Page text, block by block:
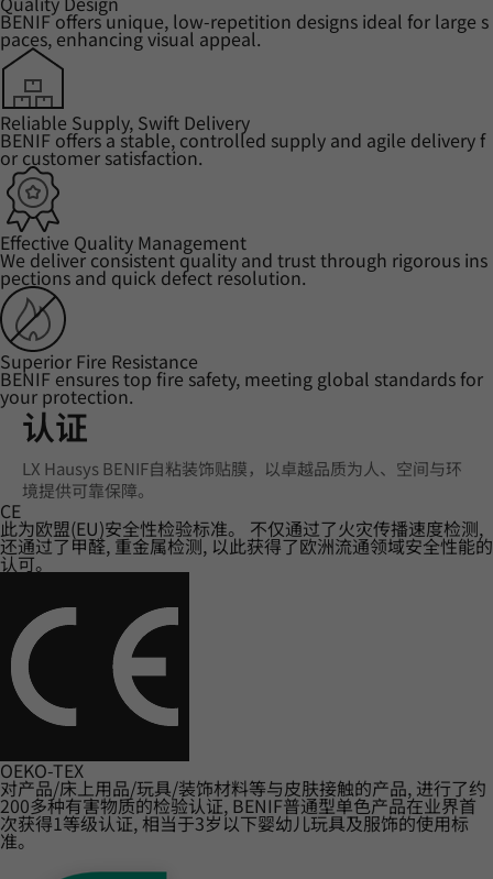
BENIF offers unique, low-repetition designs ideal for large s
paces, enhancing visual appeal.
Reliable Supply, Swift Delivery
BENIF offers a stable, controlled supply and agile delivery f
or customer satisfaction.
Effective Quality Management
We deliver consistent quality and trust through rigorous ins
pections and quick defect resolution.
Superior Fire Resistance
BENIF ensures top fire safety, meeting global standards for
your protection.
认证
LX Hausys BENIF自粘装饰贴膜，以卓越品质为人、空间与环
境提供可靠保障。
CE
此为欧盟(EU)安全性检验标准。 不仅通过了火灾传播速度检测,
还通过了甲醛, 重金属检测, 以此获得了欧洲流通领域安全性能的
认可。
OEKO-TEX
对产品/床上用品/玩具/装饰材料等与皮肤接触的产品, 进行了约
200多种有害物质的检验认证, BENIF普通型单色产品在业界首
次获得1等级认证, 相当于3岁以下婴幼儿玩具及服饰的使用标
准。